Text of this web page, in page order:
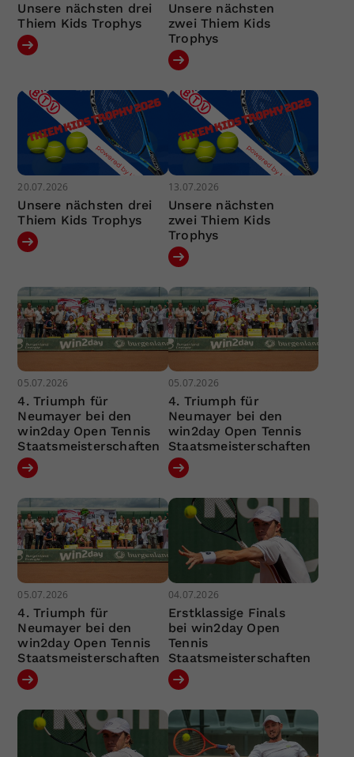
Unsere nächsten drei
Thiem Kids Trophys
Unsere nächsten
zwei Thiem Kids
Trophys
20.07.2026
Unsere nächsten drei
Thiem Kids Trophys
13.07.2026
Unsere nächsten
zwei Thiem Kids
Trophys
05.07.2026
4. Triumph für
Neumayer bei den
win2day Open Tennis
Staatsmeisterschaften
05.07.2026
4. Triumph für
Neumayer bei den
win2day Open Tennis
Staatsmeisterschaften
05.07.2026
4. Triumph für
Neumayer bei den
win2day Open Tennis
Staatsmeisterschaften
04.07.2026
Erstklassige Finals
bei win2day Open
Tennis
Staatsmeisterschaften